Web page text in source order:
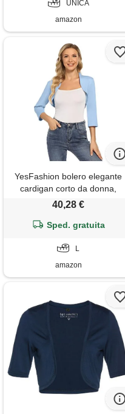
UNICA
amazon
YesFashion bolero elegante
cardigan corto da donna,
maniche a 3/4, celeste. , l
40,28 €
Sped. gratuita
L
amazon